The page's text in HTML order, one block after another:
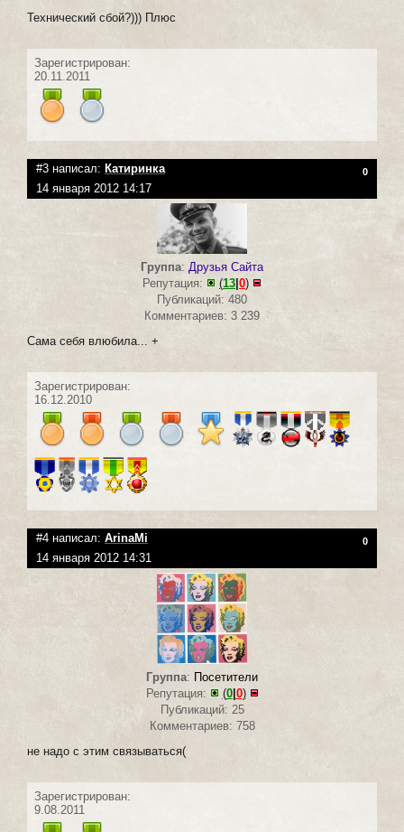
Технический сбой?))) Плюс
Зарегистрирован:
20.11.2011
#3 написал: Катиринка 0
14 января 2012 14:17
Группа: Друзья Сайта
Репутация:
(13 0)
Публикаций: 480
Комментариев: 3 239
Сама себя влюбила... +
Зарегистрирован:
16.12.2010
#4 написал: ArinaMi 0
14 января 2012 14:31
Группа: Посетители
Репутация:
(0| 0)
Публикаций: 25
Комментариев: 758
не надо с этим связываться(
Зарегистрирован:
9.08.2011